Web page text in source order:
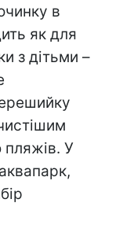
в
як для
з дітьми –
пляжів. У